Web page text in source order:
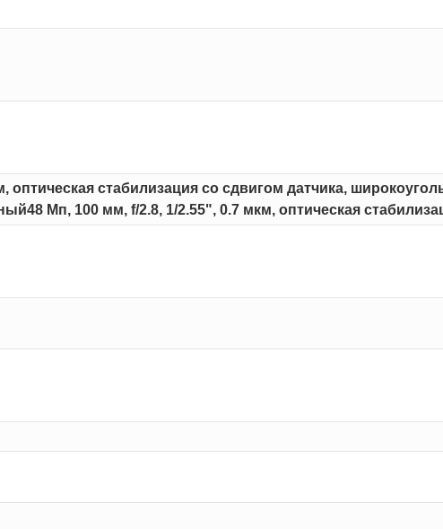
оптическая стабилизация со сдвигом датчика,
Мп, 100 мм, f/2.8, 1/2.55", 0.7 мкм, оптическая